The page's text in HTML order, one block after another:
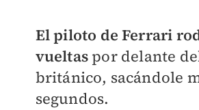
El piloto de Ferrari
vueltaspor delante
británico, sacándole
segundos.